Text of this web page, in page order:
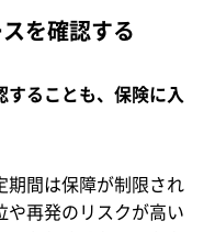
を確認する
ることも、保険に入
期間は保障が制限され
や再発のリスクが高い